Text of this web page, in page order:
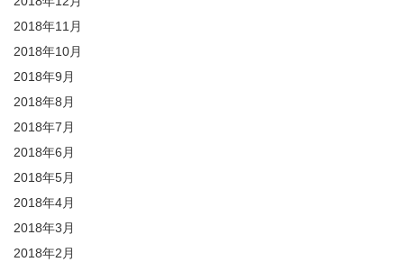
2018年11月
2018年10月
2018年9月
2018年8月
2018年7月
2018年6月
2018年5月
2018年4月
2018年3月
2018年2月